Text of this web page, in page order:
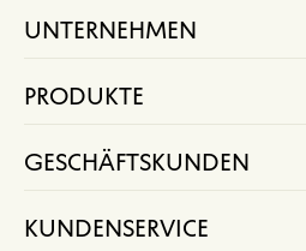
UNTERNEHMEN
PRODUKTE
GESCHÄFTSKUNDEN
KUNDENSERVICE